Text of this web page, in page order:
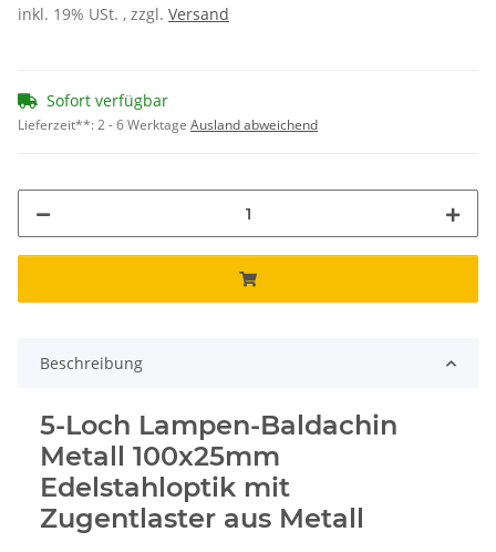
inkl. 19% USt. , zzgl. Versand
Sofort verfügbar
Lieferzeit**:2 - 6 Werktage Ausland abweichend
Beschreibung
5-Loch Lampen-Baldachin
Metall 100x25mm
Edelstahloptik mit
Zugentlaster aus Metall